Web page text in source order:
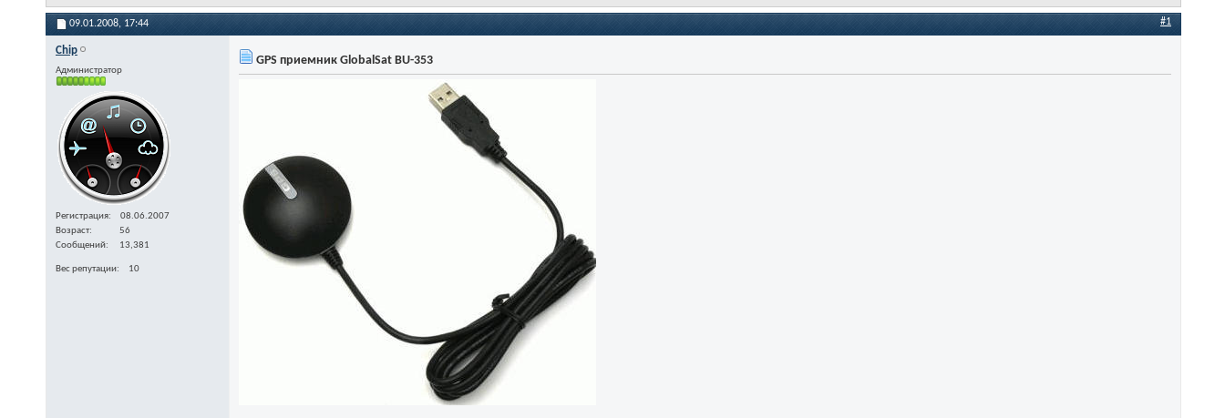
09.01.2008, 17:44 #1
Chip
Администратор
Регистрация
08.06.2007
Возраст
56
Сообщений
13,381
Вес репутации 10
GPS приемник GlobalSat BU-353